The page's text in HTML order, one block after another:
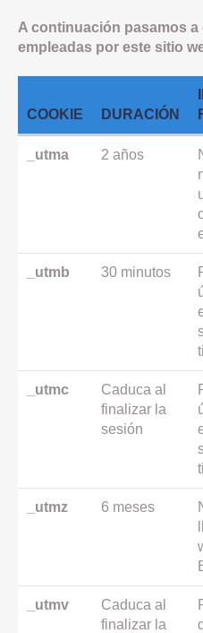
A continuación pasamos
empleadas por este sitio
COOKIE DURACIÓN
_utma 2 años
_utmb 30 minutos
_utmc
Caduca al
finalizar la
sesión
_utmz 6 meses
_utmv
Caduca al
finalizar la